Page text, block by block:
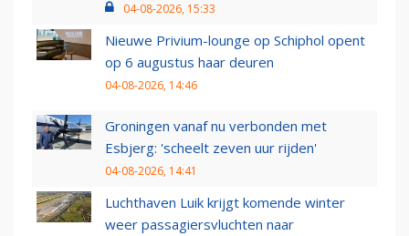
04-08-2026, 15:33
Nieuwe Privium-lounge op Schiphol opent
op 6 augustus haar deuren
04-08-2026, 14:46
Groningen vanaf nu verbonden met
Esbjerg: 'scheelt zeven uur rijden'
04-08-2026, 14:41
Luchthaven Luik krijgt komende winter
weer passagiersvluchten naar